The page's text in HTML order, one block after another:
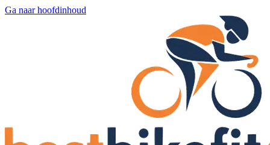
Ga naar hoofdinhoud